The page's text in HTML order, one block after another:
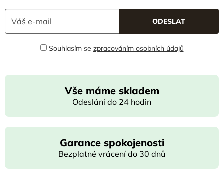
Souhlasím se zpracováním osobních údajů
Vše máme skladem
Odeslání do 24 hodin
Garance spokojenosti
Bezplatné vrácení do 30 dnů